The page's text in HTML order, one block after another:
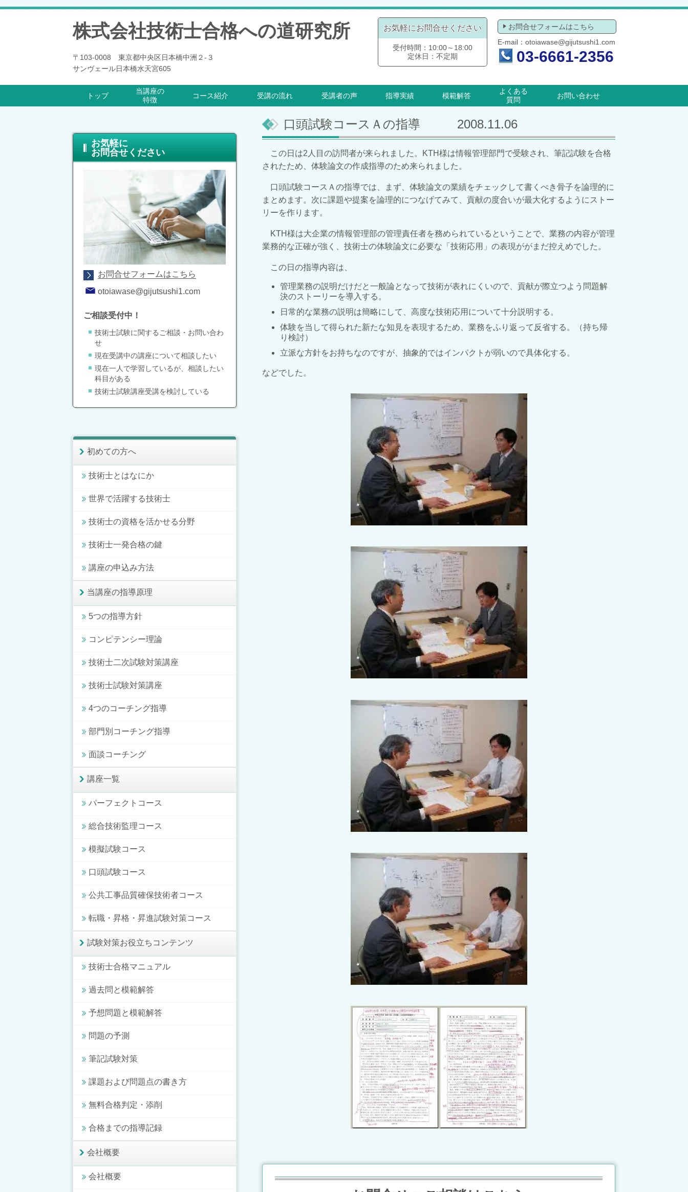
株式会社技術士合格への道研究所
〒103-0008 東京都中央区日本橋中洲２-３
サンヴェール日本橋水天宮605
お気軽にお問合せください
受付時間：10:00～18:00
定休日：不定期
お問合せフォームはこちら
E-mail： otoiawase@gijutsushi1.com
03-6661-2356
トップ
当講座の
特徴
コース紹介 受講の流れ 受講者の声 指導実績 模範解答
よくある
質問
お問い合わせ
口頭試験コースＡの指導 2008.11.06
この日は2人目の訪問者が来られました。KTH様は情報管理部門で受験され、筆記試験を合格
されたため、体験論文の作成指導のため来られました。
口頭試験コースＡの指導では、まず、体験論文の業績をチェックして書くべき骨子を論理的に
まとめます。次に課題や提案を論理的につなげてみて、貢献の度合いが最大化するようにストー
リーを作ります。
KTH様は大企業の情報管理部の管理責任者を務められているということで、業務の内容が管理
業務的な正確が強く、技術士の体験論文に必要な「技術応用」の表現ががまだ控えめでした。
この日の指導内容は、
管理業務の説明だけだと一般論となって技術が表れにくいので、貢献が際立つよう問題解
決のストーリーを導入する。
日常的な業務の説明は簡略にして、高度な技術応用について十分説明する。
体験を当して得られた新たな知見を表現するため、業務をふり返って反省する。（持ち帰
り検討）
立派な方針をお持ちなのですが、抽象的ではインパクトが弱いので具体化する。
などでした。
お気軽に
お問合せください
お問合せフォームはこちら
otoiawase@gijutsushi1.com
ご相談受付中！
技術士試験に関するご相談・お問い合わ
せ
現在受講中の講座について相談したい
現在一人で学習しているが、相談したい
科目がある
技術士試験講座受講を検討している
初めての方へ
技術士とはなにか
世界で活躍する技術士
技術士の資格を活かせる分野
技術士一発合格の鍵
講座の申込み方法
当講座の指導原理
5つの指導方針
コンピテンシー理論
技術士二次試験対策講座
技術士試験対策講座
4つのコーチング指導
部門別コーチング指導
面談コーチング
講座一覧
パーフェクトコース
総合技術監理コース
模擬試験コース
口頭試験コース
公共工事品質確保技術者コース
転職・昇格・昇進試験対策コース
試験対策お役立ちコンテンツ
技術士合格マニュアル
過去問と模範解答
予想問題と模範解答
問題の予測
筆記試験対策
課題および問題点の書き方
無料合格判定・添削
合格までの指導記録
会社概要
会社概要